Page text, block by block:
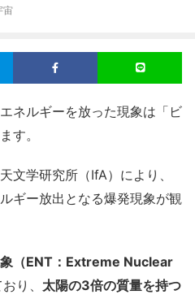
宙
ネルギーを放った現象は「ビ
す。
文学研究所（IfA）により、
ギー放出となる爆発現象が観
象（ENT：Extreme Nuclear
り、 太陽の3倍の質量を持つ